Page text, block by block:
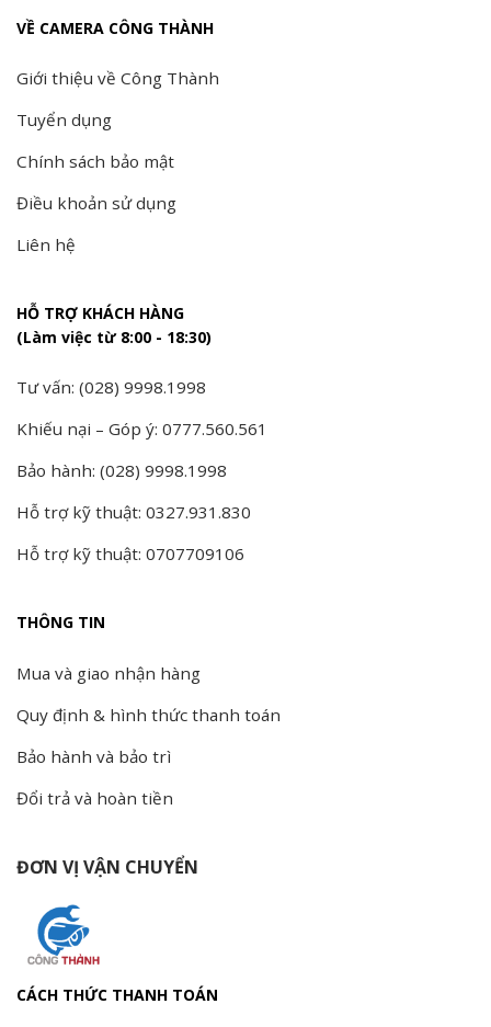
VỀ CAMERA CÔNG THÀNH
Giới thiệu về Công Thành
Tuyển dụng
Chính sách bảo mật
Điều khoản sử dụng
Liên hệ
HỖ TRỢ KHÁCH HÀNG
(Làm việc từ 8:00 - 18:30)
Tư vấn: (028) 9998.1998
Khiếu nại – Góp ý: 0777.560.561
Bảo hành: (028) 9998.1998
Hỗ trợ kỹ thuật: 0327.931.830
Hỗ trợ kỹ thuật: 0707709106
THÔNG TIN
Mua và giao nhận hàng
Quy định & hình thức thanh toán
Bảo hành và bảo trì
Đổi trả và hoàn tiền
ĐƠN VỊ VẬN CHUYỂN
CÁCH THỨC THANH TOÁN